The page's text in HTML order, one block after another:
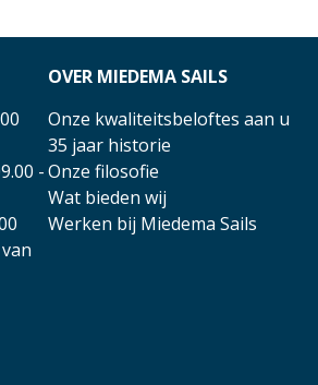
-
OVER MIEDEMA SAILS
Onze kwaliteitsbeloftes aan u
35 jaar historie
Onze filosofie
Wat bieden wij
Werken bij Miedema Sails